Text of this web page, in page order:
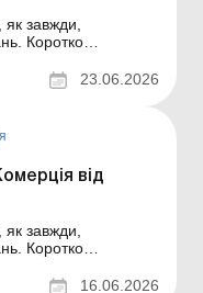
завжди,
Коротко
Коротко
цього
23.06.2026
від
завжди,
Коротко
Коротко
16.06.2026